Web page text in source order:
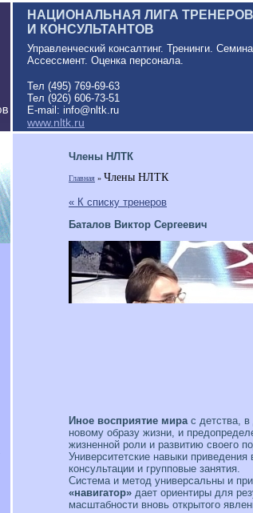
НАЦИОНАЛЬНАЯ ЛИГА ТРЕНЕРОВ
И КОНСУЛЬТАНТОВ
Управленческий консалтинг. Тренинги.
Ассессмент. Оценка персонала.
Тел (495) 769-69-63
Тел (926) 606-73-51
E-mail: info@nltk.ru
www.nltk.ru
Члены НЛТК
Главная » Члены НЛТК
« К списку тренеров
Баталов Виктор Сергеевич
Иное восприятие мира с детства,
новому образу жизни, и
жизненной роли и развитию своего
Университетские навыки
консультации и групповые занятия.
Система и метод универсальны и
«навигатор» дает ориентиры для
масштабности вновь открытого